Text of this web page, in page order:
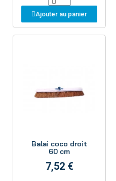
Ajouter au panier
Balai coco droit
60 cm
7,52 €